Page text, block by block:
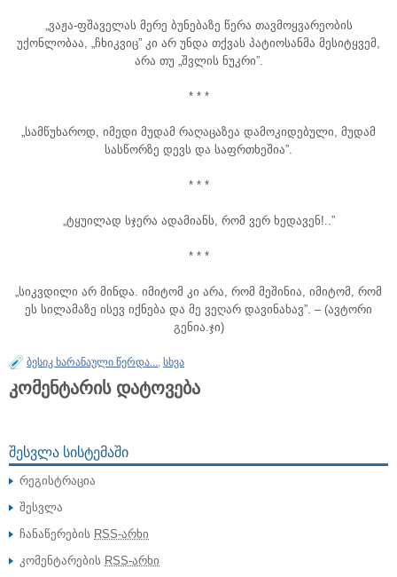
„ვაჟა-ფშაველას მერე ბუნებაზე წერა თავმოყვარეობის
უქონლობაა, „ჩხიკვიც” კი არ უნდა თქვას პატიოსანმა მესიტყვემ,
არა თუ „შვლის ნუკრი”.
* * *
„სამწუხაროდ, იმედი მუდამ რაღაცაზეა დამოკიდებული, მუდამ
სასწორზე დევს და საფრთხეშია”.
* * *
„ტყუილად სჯერა ადამიანს, რომ ვერ ხედავენ!..”
* * *
„სიკვდილი არ მინდა. იმიტომ კი არა, რომ მეშინია, იმიტომ, რომ
ეს სილამაზე ისევ იქნება და მე ვეღარ დავინახავ”. – (ავტორი
გენია.ჯი)
ბესიკ ხარანაული წერდა..., სხვა
კომენტარის დატოვება
ᲨᲔᲡᲕᲚᲐ ᲡᲘᲡᲢᲔᲛᲐᲨᲘ
რეგისტრაცია
შესვლა
ჩანაწერების RSS-არხი
კომენტარების RSS-არხი